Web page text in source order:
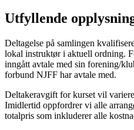
Utfyllende
Deltagelse på samlingen
lokal instruktør i aktuell ordning.
inngått avtale med sin forening/
forbund NJFF har avtale med.
Deltakeravgift for kurset vil
Imidlertid oppfordrer vi alle
totalpris som inkluderer alle